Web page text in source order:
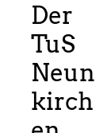
Der
TuS
Neun
kirch